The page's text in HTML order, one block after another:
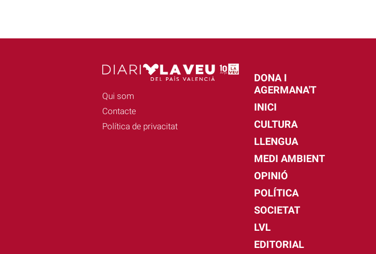
Qui som
Contacte
Política de privacitat
DONA I
AGERMANA'T
INICI
CULTURA
LLENGUA
MEDI AMBIENT
OPINIÓ
POLÍTICA
SOCIETAT
LVL
EDITORIAL